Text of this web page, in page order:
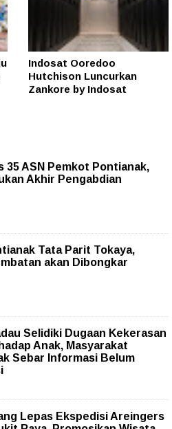
Indosat Ooredoo
Hutchison Luncurkan
Zankore by Indosat
35 ASN Pemkot Pontianak,
Akhir Pengabdian
Tata Parit Tokaya,
akan Dibongkar
Selidiki Dugaan Kekerasan
Anak, Masyarakat
Sebar Informasi Belum
Lepas Ekspedisi Areingers